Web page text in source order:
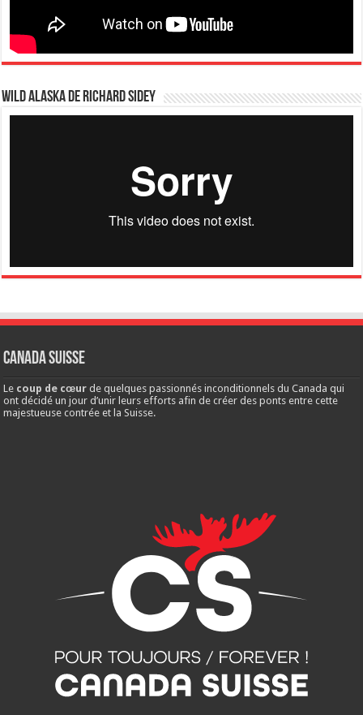
Wild Alaska de Richard Sidey
Canada Suisse
Le coup de cœur de quelques passionnés inconditionnels du Canada qui
ont décidé un jour d’unir leurs efforts afin de créer des ponts entre cette
majestueuse contrée et la Suisse.